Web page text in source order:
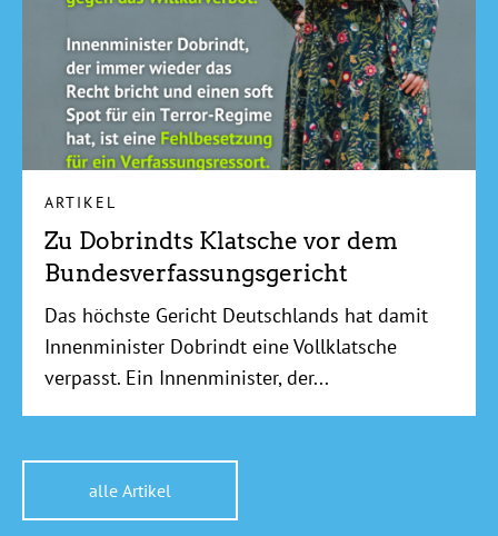
ARTIKEL
Zu Dobrindts Klatsche vor dem
Bundesverfassungsgericht
Das höchste Gericht Deutschlands hat damit
Innenminister Dobrindt eine Vollklatsche
verpasst. Ein Innenminister, der...
alle Artikel